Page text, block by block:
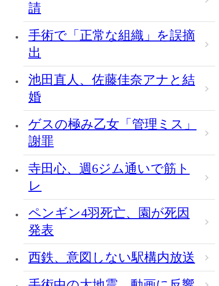
請
手術で「正常な組織」を誤摘
出
池田直人、佐藤佳奈アナと結
婚
ゲスの極み乙女「管理ミス」
謝罪
寺田心、週6ジム通いで筋ト
レ
ペンギン4羽死亡、園が死因
発表
西鉄、意図しない駅構内放送